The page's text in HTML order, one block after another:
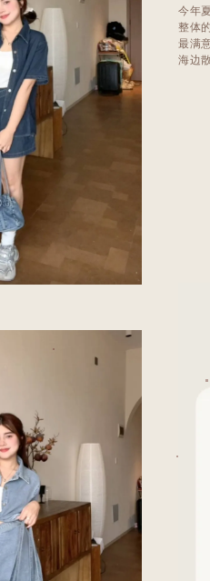
今年
整体
最满
海边